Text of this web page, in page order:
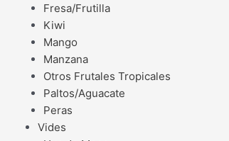
Fresa/Frutilla
Kiwi
Mango
Manzana
Otros Frutales Tropicales
Paltos/Aguacate
Peras
Vides